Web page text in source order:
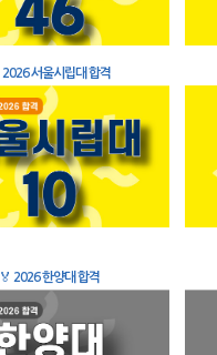
2026 서울시립대 합격
🏅 2026 한양대 합격